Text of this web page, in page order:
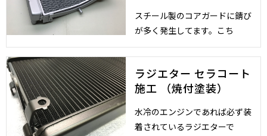
スチール製のコアガードに錆び
が多く発生してます。こち
ラジエター セラコート
施工 （焼付塗装）
水冷のエンジンであれば必ず装
着されているラジエターで